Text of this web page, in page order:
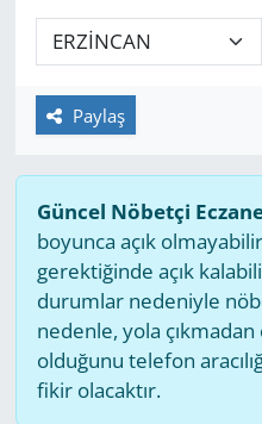
Paylaş
Güncel Nöbetçi
boyunca açık
gerektiğinde açık
durumlar nedeniyle
nedenle, yola çıkmadan
olduğunu telefon
fikir olacaktır.
GÜNDEM
HABERDE İNSAN
MAGAZİN
POLİTİKA
RESMİ İLANLAR
SAĞLIK